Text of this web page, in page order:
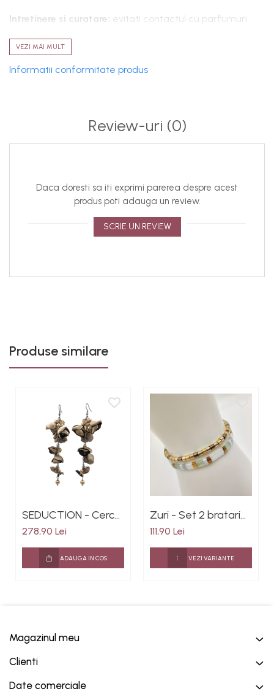
Intretinere si curatare: evitati contactul cu parfumuri
separat de alte obiecte, pentru a preveni uzura. Brosa
poate fi spalata usor, manual.
Fiind lucrata din matase satinata, un material delicat,
frumusetea si forma.
modelelor pot interveni modificari minore;
din cauza variatiilor de lumina si a setarilor individuale
ale display-urilor dispozitivelor, culorile produselor pot
parea usor diferite fata de realitate. Ne straduim sa
pastram culorile cat mai fidel, dar va recomandam sa
VEZI MAI MULT
Informatii conformitate produs
Review-uri (0)
Daca doresti sa iti exprimi parerea despre acest
produs poti adauga un review.
SCRIE UN REVIEW
Produse similare
SEDUCTION - Cercei
foarte lungi cu flori
culoarea auriu, inox
278,90 Lei
ADAUGA IN COS
Zuri - Set 2 bratari
elastice cu margele
Aur 24K
111,90 Lei
VEZI VARIANTE
Magazinul meu
Clienti
Date comerciale